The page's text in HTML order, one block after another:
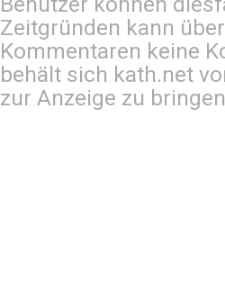
Zeitgründen kann
Kommentaren keine
behält sich kath.net
zur Anzeige zu